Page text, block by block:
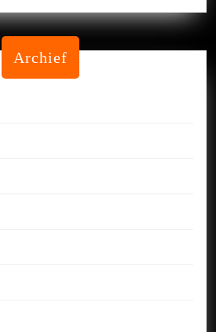
Archief